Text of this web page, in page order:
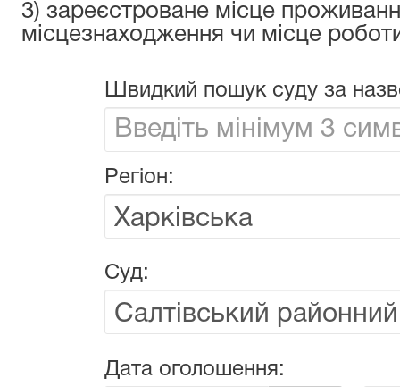
3) зареєстроване місце
місцезнаходження чи місце
Швидкий пошук суду за
Регіон:
Суд:
Дата оголошення: